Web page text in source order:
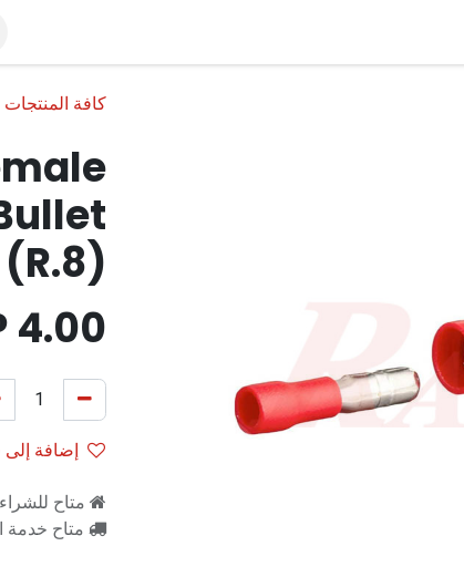
كافة المنتجات
4.00
إضافة إلى
متاح
متاح خدمة